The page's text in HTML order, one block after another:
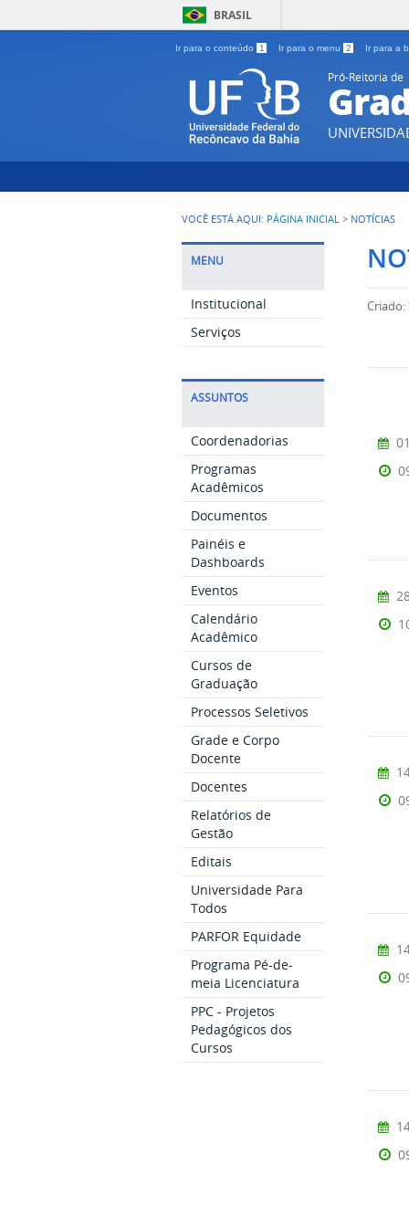
BRASIL
Ir para o conteúdo 1 Ir para o menu 2 Ir para a
Pró-Reitoria de
VOCÊ ESTÁ AQUI: PÁGINA INICIAL > NOTÍCIAS
MENU
Institucional
Serviços
ASSUNTOS
Coordenadorias
Programas
Acadêmicos
Documentos
Painéis e
Dashboards
Eventos
Calendário
Acadêmico
Cursos de
Graduação
Processos Seletivos
Grade e Corpo
Docente
Docentes
Relatórios de
Gestão
Editais
Universidade Para
Todos
PARFOR Equidade
Programa Pé-de-
meia Licenciatura
PPC - Projetos
Pedagógicos dos
Cursos
Criado: